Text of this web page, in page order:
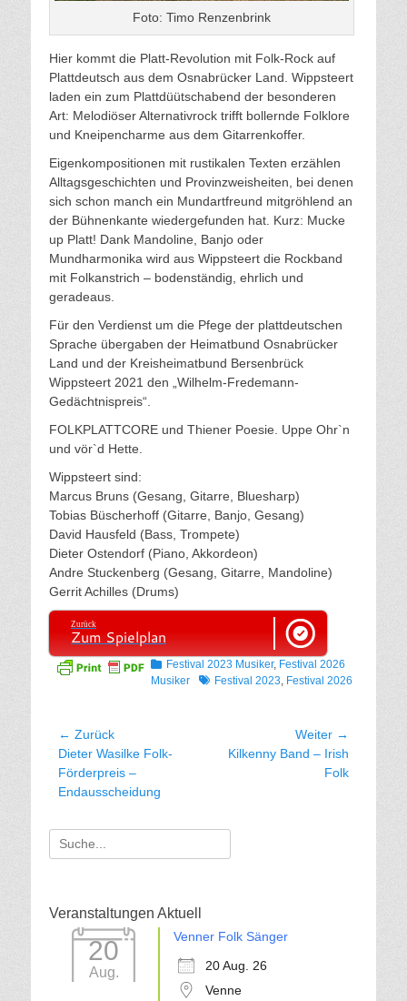
Foto: Timo Renzenbrink
Hier kommt die Platt-Revolution mit Folk-Rock auf
Plattdeutsch aus dem Osnabrücker Land. Wippsteert
laden ein zum Plattdüütschabend der besonderen
Art: Melodiöser Alternativrock trifft bollernde Folklore
und Kneipencharme aus dem Gitarrenkoffer.
Eigenkompositionen mit rustikalen Texten erzählen
Alltagsgeschichten und Provinzweisheiten, bei denen
sich schon manch ein Mundartfreund mitgröhlend an
der Bühnenkante wiedergefunden hat. Kurz: Mucke
up Platt! Dank Mandoline, Banjo oder
Mundharmonika wird aus Wippsteert die Rockband
mit Folkanstrich – bodenständig, ehrlich und
geradeaus.
Für den Verdienst um die Pfege der plattdeutschen
Sprache übergaben der Heimatbund Osnabrücker
Land und der Kreisheimatbund Bersenbrück
Wippsteert 2021 den „Wilhelm-Fredemann-
Gedächtnispreis“.
FOLKPLATTCORE und Thiener Poesie. Uppe Ohr`n
und vör`d Hette.
Wippsteert sind:
Marcus Bruns (Gesang, Gitarre, Bluesharp)
Tobias Büscherhoff (Gitarre, Banjo, Gesang)
David Hausfeld (Bass, Trompete)
Dieter Ostendorf (Piano, Akkordeon)
Andre Stuckenberg (Gesang, Gitarre, Mandoline)
Gerrit Achilles (Drums)
Zurück
Zum Spielplan
Kategorien
Festival 2023 Musiker, Festival 2026
Musiker
TagsFestival 2023, Festival 2026
Beitragsnavigation
← Zurück
Vorhergehender
Beitrag:
Dieter Wasilke Folk-
Förderpreis –
Endausscheidung
Weiter →
Nächster
Kilkenny Band – Irish
Folk
Suche
für:
Veranstaltungen Aktuell
20
Aug.
Venner Folk Sänger
20 Aug. 26
Venne